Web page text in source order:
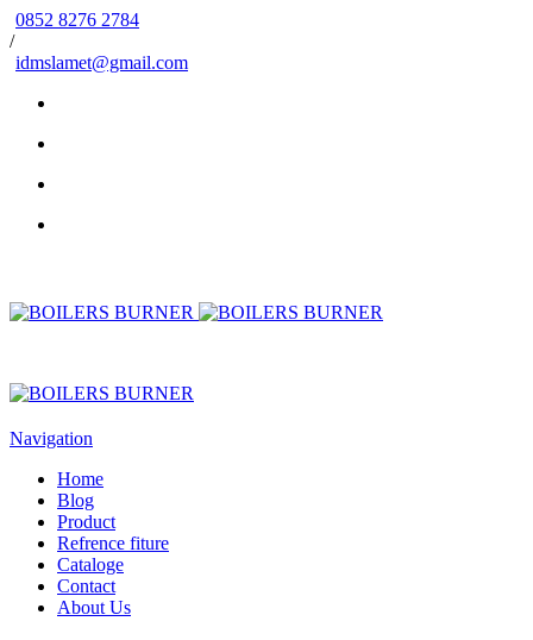
0852 8276 2784
/
idmslamet@gmail.com
Navigation
Home
Blog
Product
Refrence fiture
Cataloge
Contact
About Us